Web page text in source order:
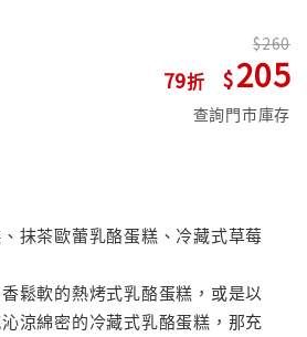
79
260
205
查詢門市庫存
抹茶歐蕾乳酪蛋糕、冷藏式草莓
鬆軟的熱烤式乳酪蛋糕，或是以
涼綿密的冷藏式乳酪蛋糕，那充